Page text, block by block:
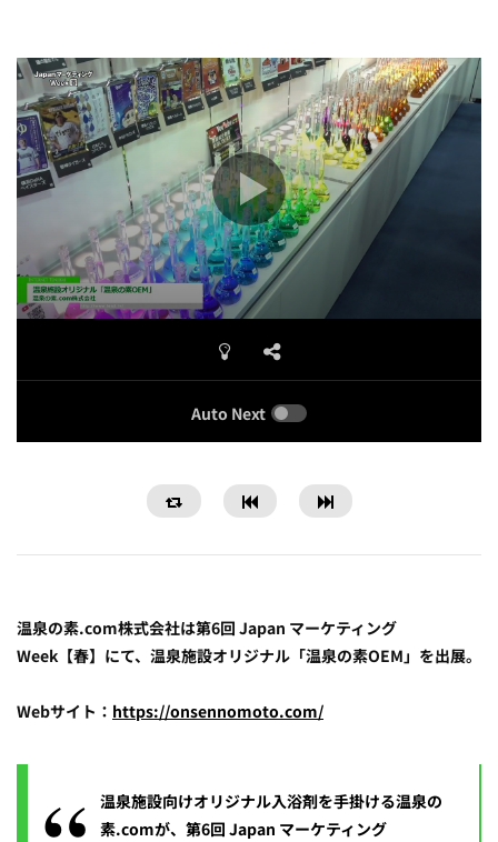
Auto Next
温泉の素.com株式会社は第6回 Japan マーケティング
Week【春】にて、温泉施設オリジナル「温泉の素OEM」を出展。
Webサイト： https://onsennomoto.com/
温泉施設向けオリジナル入浴剤を手掛ける温泉の
素.comが、第6回 Japan マーケティング